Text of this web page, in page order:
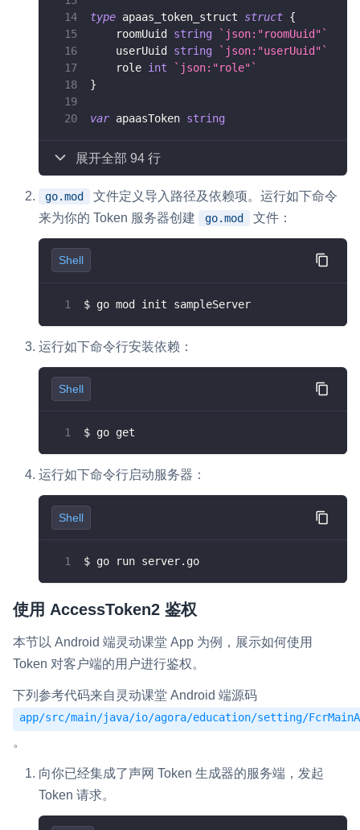
type apaas_token_struct struct {
    roomUuid
string
`json:"roomUuid"`
    userUuid
string
`json:"userUuid"`
    role
int
`json:"role"`
}
var apaasToken string
展开全部 94 行
go.mod
文件定义导入路径及依赖项。运行如下命令
来为你的 Token 服务器创建
go.mod 文件：
Shell
$ go mod init sampleServer
运行如下命令行安装依赖：
Shell
$ go get
运行如下命令行启动服务器：
Shell
$ go run server.go
使用 AccessToken2 鉴权
本节以 Android 端灵动课堂 App 为例，展示如何使用
Token 对客户端的用户进行鉴权。
下列参考代码来自灵动课堂 Android 端源码
app/src/main/java/io/agora/education/setting/
。
向你已经集成了声网 Token 生成器的服务端，发起
Token 请求。